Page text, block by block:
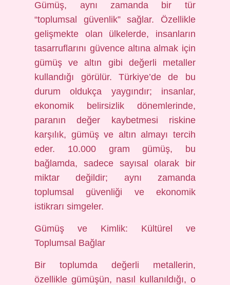
Gümüş, aynı zamanda bir tür
“toplumsal güvenlik” sağlar. Özellikle
gelişmekte olan ülkelerde, insanların
tasarruflarını güvence altına almak için
gümüş ve altın gibi değerli metaller
kullandığı görülür. Türkiye’de de bu
durum oldukça yaygındır; insanlar,
ekonomik belirsizlik dönemlerinde,
paranın değer kaybetmesi riskine
karşılık, gümüş ve altın almayı tercih
eder. 10.000 gram gümüş, bu
bağlamda, sadece sayısal olarak bir
miktar değildir; aynı zamanda
toplumsal güvenliği ve ekonomik
istikrarı simgeler.
Gümüş ve Kimlik: Kültürel ve
Toplumsal Bağlar
Bir toplumda değerli metallerin,
özellikle gümüşün, nasıl kullanıldığı, o